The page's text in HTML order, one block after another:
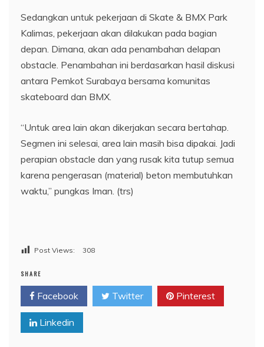
Sedangkan untuk pekerjaan di Skate & BMX Park
Kalimas, pekerjaan akan dilakukan pada bagian
depan. Dimana, akan ada penambahan delapan
obstacle. Penambahan ini berdasarkan hasil diskusi
antara Pemkot Surabaya bersama komunitas
skateboard dan BMX.
“Untuk area lain akan dikerjakan secara bertahap.
Segmen ini selesai, area lain masih bisa dipakai. Jadi
perapian obstacle dan yang rusak kita tutup semua
karena pengerasan (material) beton membutuhkan
waktu,” pungkas Iman. (trs)
Post Views: 308
SHARE
Facebook Twitter Pinterest
Linkedin